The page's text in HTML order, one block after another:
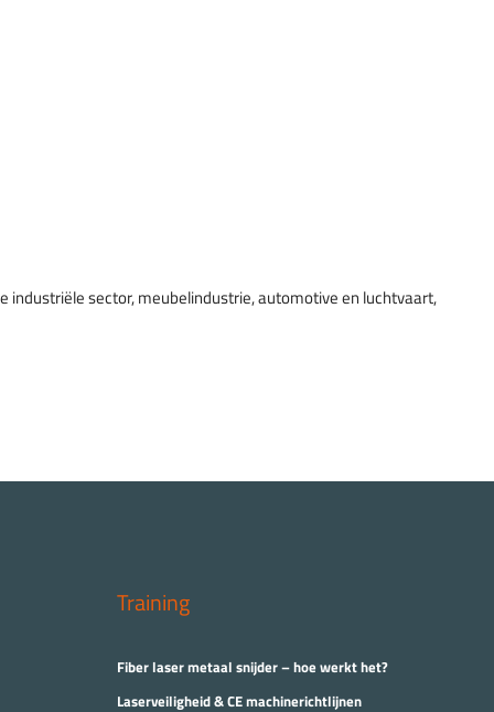
industriële sector, meubelindustrie, automotive en luchtvaart,
Training
Fiber laser metaal snijder – hoe werkt het?
Laserveiligheid & CE machinerichtlijnen